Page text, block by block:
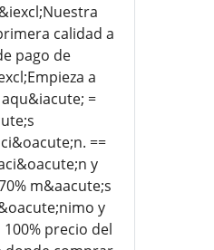
calidad a
pago de
a
=
==
y
m&aacute;s
y
precio del